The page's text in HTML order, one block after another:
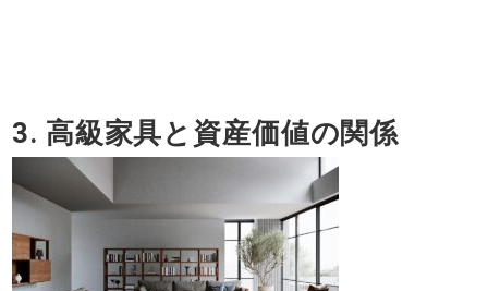
3. 高級家具と資産価値の関係